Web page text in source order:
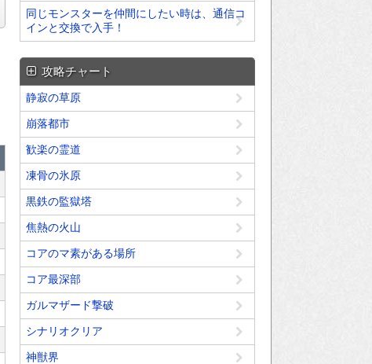
同じモンスターを仲間にしたい時は、通信コ
インと交換で入手！
攻略チャート
静寂の草原
崩落都市
歓楽の霊道
凍骨の氷原
黒鉄の監獄塔
焦熱の火山
コアのマ素がある場所
コア最深部
ガルマザード撃破
シナリオクリア
神獣界